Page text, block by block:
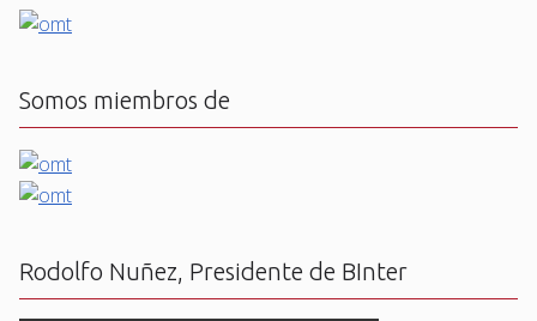
Somos miembros de
Rodolfo Nuñez, Presidente de BInter